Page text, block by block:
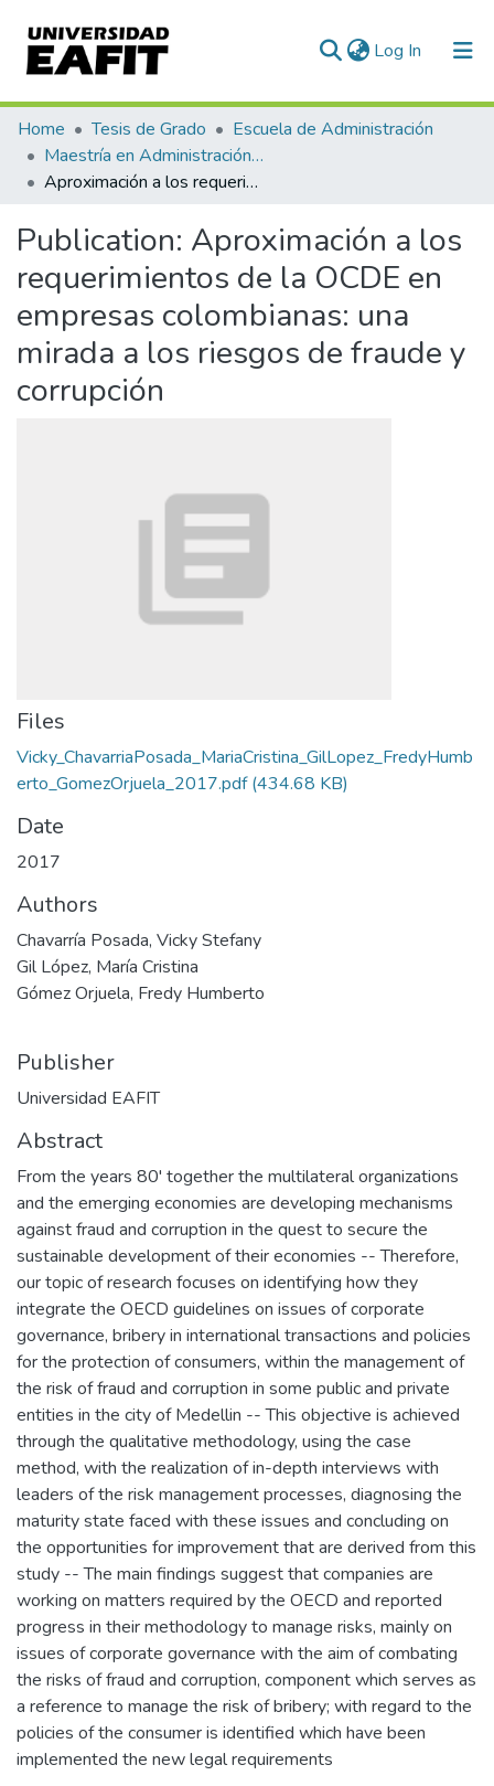
Log In (current)
Communities & Collections
All of DSpace
Home Tesis de Grado
Escuela de Administración
Maestría en Administración de Riesgos (tesis)
Aproximación a los requerimientos de la OCDE en empresas colombianas: una mirada a los riesgos de fraude y corrupción
Publication: Aproximación a los
requerimientos de la OCDE en
empresas colombianas: una
mirada a los riesgos de fraude y
corrupción
Files
Vicky_ChavarriaPosada_MariaCristina_GilLopez_FredyHumb
erto_GomezOrjuela_2017.pdf(434.68 KB)
Date
2017
Authors
Chavarría Posada, Vicky Stefany
Gil López, María Cristina
Gómez Orjuela, Fredy Humberto
Publisher
Universidad EAFIT
Abstract
From the years 80' together the multilateral organizations
and the emerging economies are developing mechanisms
against fraud and corruption in the quest to secure the
sustainable development of their economies -- Therefore,
our topic of research focuses on identifying how they
integrate the OECD guidelines on issues of corporate
governance, bribery in international transactions and policies
for the protection of consumers, within the management of
the risk of fraud and corruption in some public and private
entities in the city of Medellin -- This objective is achieved
through the qualitative methodology, using the case
method, with the realization of in-depth interviews with
leaders of the risk management processes, diagnosing the
maturity state faced with these issues and concluding on
the opportunities for improvement that are derived from this
study -- The main findings suggest that companies are
working on matters required by the OECD and reported
progress in their methodology to manage risks, mainly on
issues of corporate governance with the aim of combating
the risks of fraud and corruption, component which serves as
a reference to manage the risk of bribery; with regard to the
policies of the consumer is identified which have been
implemented the new legal requirements